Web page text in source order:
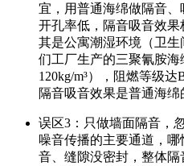
宜，用普通海绵做隔音、
开孔率低，隔音吸音效
其是公寓潮湿环境（卫
们工厂生产的三聚氰胺海
120kg/m³），阻燃等级
隔音吸音效果是普通海绵
误区3：只做墙面隔音，
噪音传播的主要通道，
音、缝隙没密封，整体隔